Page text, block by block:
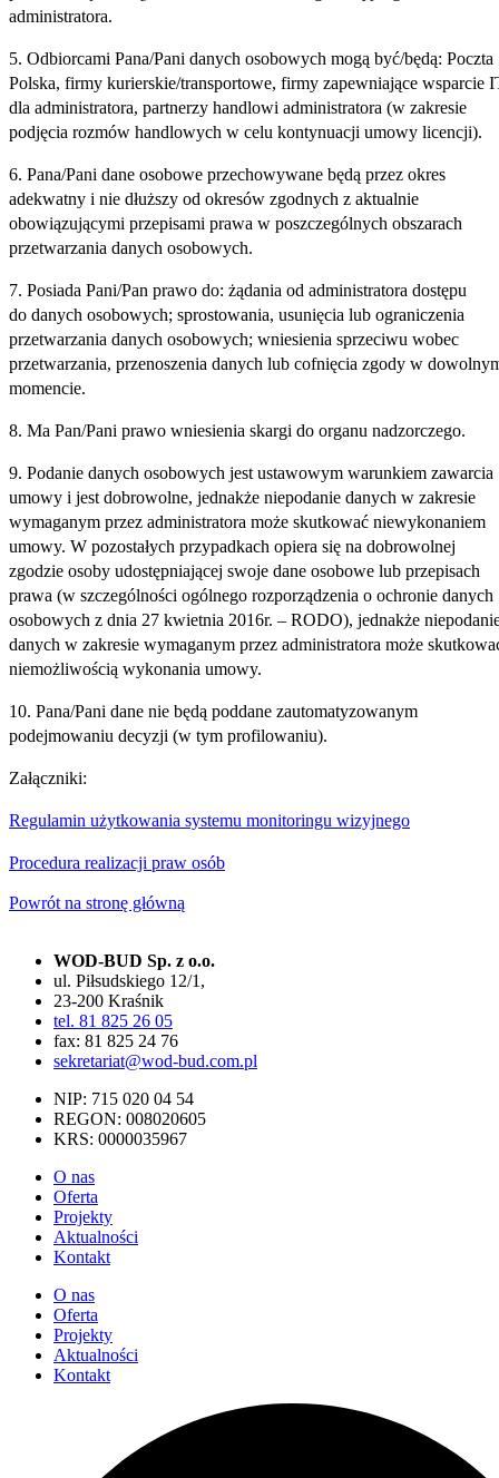
administratora.
5. Odbiorcami Pana/Pani danych osobowych mogą być/będą: Poczta
Polska, firmy kurierskie/transportowe, firmy zapewniające wsparcie
dla administratora, partnerzy handlowi administratora (w zakresie
podjęcia rozmów handlowych w celu kontynuacji umowy licencji).
6. Pana/Pani dane osobowe przechowywane będą przez okres
adekwatny i nie dłuższy od okresów zgodnych z aktualnie
obowiązującymi przepisami prawa w poszczególnych obszarach
przetwarzania danych osobowych.
7. Posiada Pani/Pan prawo do: żądania od administratora dostępu
do danych osobowych; sprostowania, usunięcia lub ograniczenia
przetwarzania danych osobowych; wniesienia sprzeciwu wobec
przetwarzania, przenoszenia danych lub cofnięcia zgody w
momencie.
8. Ma Pan/Pani prawo wniesienia skargi do organu nadzorczego.
9. Podanie danych osobowych jest ustawowym warunkiem zawarcia
umowy i jest dobrowolne, jednakże niepodanie danych w zakresie
wymaganym przez administratora może skutkować niewykonaniem
umowy. W pozostałych przypadkach opiera się na dobrowolnej
zgodzie osoby udostępniającej swoje dane osobowe lub przepisach
prawa (w szczególności ogólnego rozporządzenia o ochronie danych
osobowych z dnia 27 kwietnia 2016r. – RODO), jednakże
danych w zakresie wymaganym przez administratora może
niemożliwością wykonania umowy.
10. Pana/Pani dane nie będą poddane zautomatyzowanym
podejmowaniu decyzji (w tym profilowaniu).
Załączniki:
Regulamin użytkowania systemu monitoringu wizyjnego
Procedura realizacji praw osób
Powrót na stronę główną
WOD-BUD Sp. z o.o.
ul. Piłsudskiego 12/1,
23-200 Kraśnik
tel. 81 825 26 05
fax: 81 825 24 76
sekretariat@wod-bud.com.pl
NIP: 715 020 04 54
REGON: 008020605
KRS: 0000035967
O nas
Oferta
Projekty
Aktualności
Kontakt
O nas
Oferta
Projekty
Aktualności
Kontakt